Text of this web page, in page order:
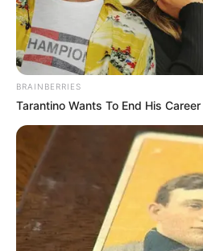
BRAINBERRIES
Tarantino Wants To End His